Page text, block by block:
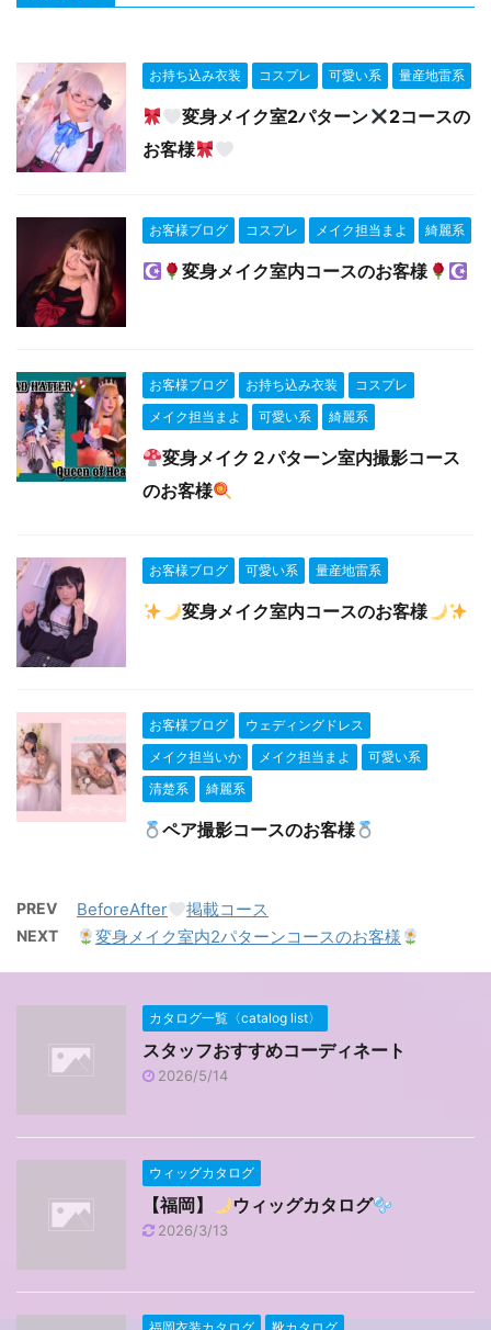
お持ち込み衣装 コスプレ 可愛い系 量産地雷系
変身メイク室2パターン
2コースの
お客様
お客様ブログ コスプレ メイク担当まよ 綺麗系
変身メイク室内コースのお客様
お客様ブログ お持ち込み衣装
コスプレ
メイク担当まよ
可愛い系 綺麗系
変身メイク２パターン室内撮影コース
のお客様
お客様ブログ 可愛い系 量産地雷系
変身メイク室内コースのお客様
お客様ブログ
ウェディングドレス
メイク担当いか
メイク担当まよ
可愛い系
清楚系
綺麗系
ペア撮影コースのお客様
PREV BeforeAfter 掲載コース
NEXT 変身メイク室内2パターンコースのお客様
カタログ一覧〈catalog list〉
スタッフおすすめコーディネート
2026/5/14
ウィッグカタログ
【福岡】 ウィッグカタログ
2026/3/13